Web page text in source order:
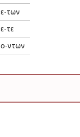
των
τε
ντων